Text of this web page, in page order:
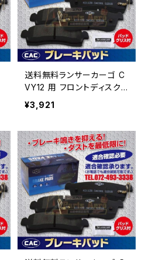
送料無料ランサーカーゴ C
VY12 用 フロントディスクブ
レーキパッド左右 PA452
（ＣＡＣ）/専用グリス付
¥3,921